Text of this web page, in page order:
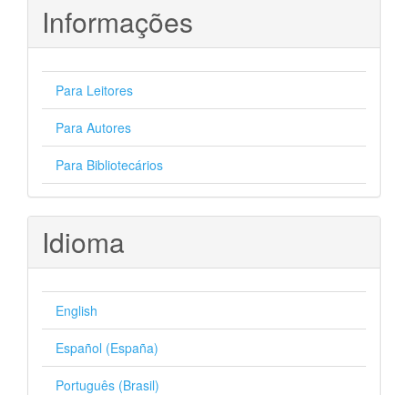
Informações
Para Leitores
Para Autores
Para Bibliotecários
Idioma
English
Español (España)
Português (Brasil)